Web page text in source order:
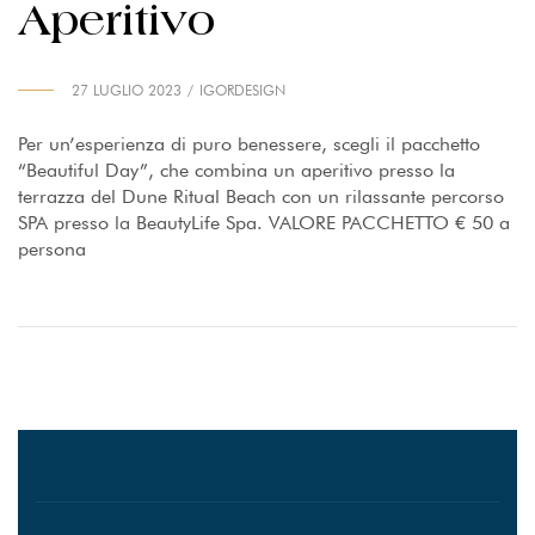
Aperitivo
27 LUGLIO 2023 IGORDESIGN
Per un’esperienza di puro benessere, scegli il pacchetto
“Beautiful Day”, che combina un aperitivo presso la
terrazza del Dune Ritual Beach con un rilassante percorso
SPA presso la BeautyLife Spa. VALORE PACCHETTO € 50 a
persona